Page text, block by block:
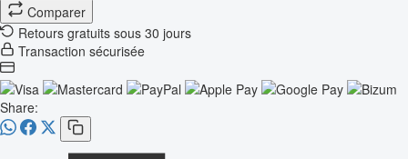
Comparer
Retours gratuits sous 30 jours
Transaction sécurisée
Share: